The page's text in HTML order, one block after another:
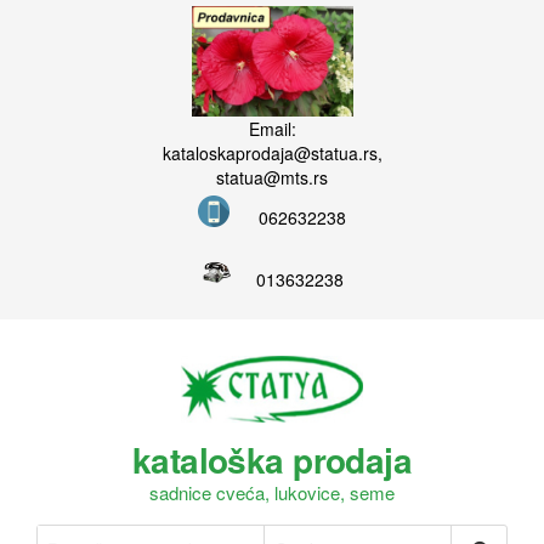
Email:
kataloskaprodaja@statua.rs,
statua@mts.rs
062632238
013632238
kataloška prodaja
sadnice cveća, lukovice, seme